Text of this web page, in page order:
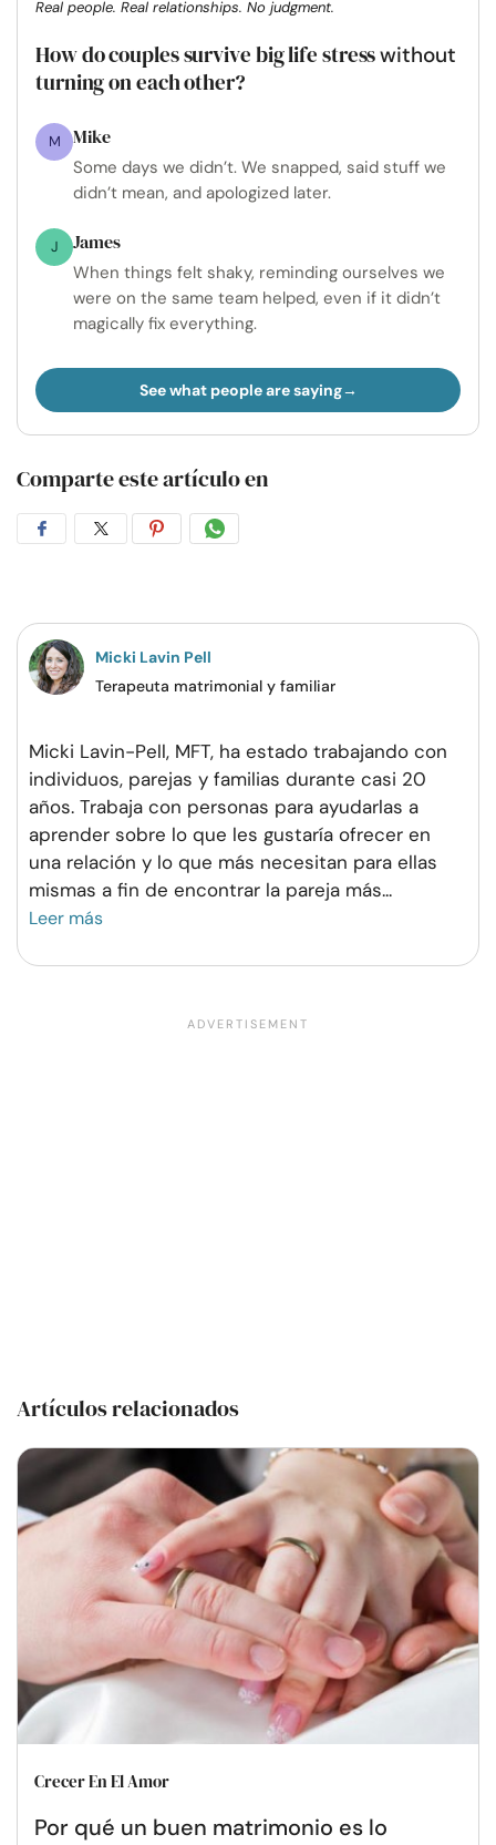
Real people. Real relationships. No judgment.
How do couples survive big life stresswithout
turning on each other?
M Mike
Some days we didn’t. We snapped, said stuff we
didn’t mean, and apologized later.
J James
When things felt shaky, reminding ourselves we
were on the same team helped, even if it didn’t
magically fix everything.
See what people are saying
Comparte este artículo en
CompartirCompartirCompartirCompartir
Micki Lavin Pell
Terapeuta matrimonial y familiar
Micki Lavin-Pell, MFT, ha estado trabajando con
individuos, parejas y familias durante casi 20
años. Trabaja con personas para ayudarlas a
aprender sobre lo que les gustaría ofrecer en
una relación y lo que más necesitan para ellas
mismas a fin de encontrar la pareja más...
Leer más
Artículos relacionados
Crecer En El Amor
Por qué un buen matrimonio es lo